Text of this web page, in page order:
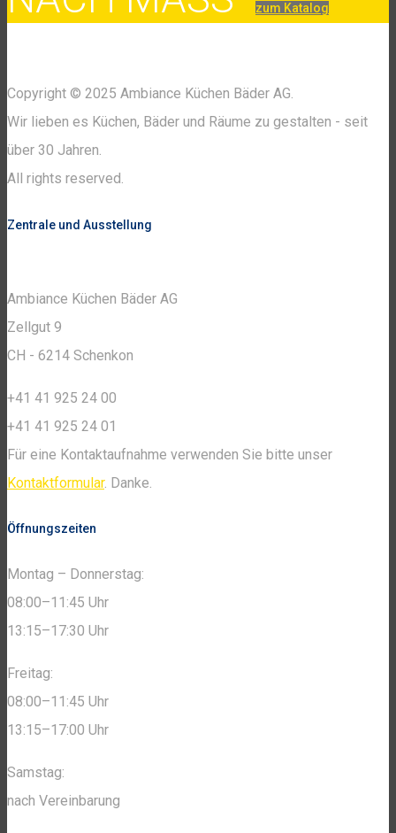
zum Katalog
Copyright © 2025 Ambiance Küchen Bäder AG.
Wir lieben es Küchen, Bäder und Räume zu gestalten - seit
über 30 Jahren.
All rights reserved.
Zentrale und Ausstellung
Ambiance Küchen Bäder AG
Zellgut 9
CH - 6214 Schenkon
+41 41 925 24 00
+41 41 925 24 01
Für eine Kontaktaufnahme verwenden Sie bitte unser
Kontaktformular. Danke.
Öffnungszeiten
Montag – Donnerstag:
08:00–11:45 Uhr
13:15–17:30 Uhr
Freitag:
08:00–11:45 Uhr
13:15–17:00 Uhr
Samstag:
nach Vereinbarung